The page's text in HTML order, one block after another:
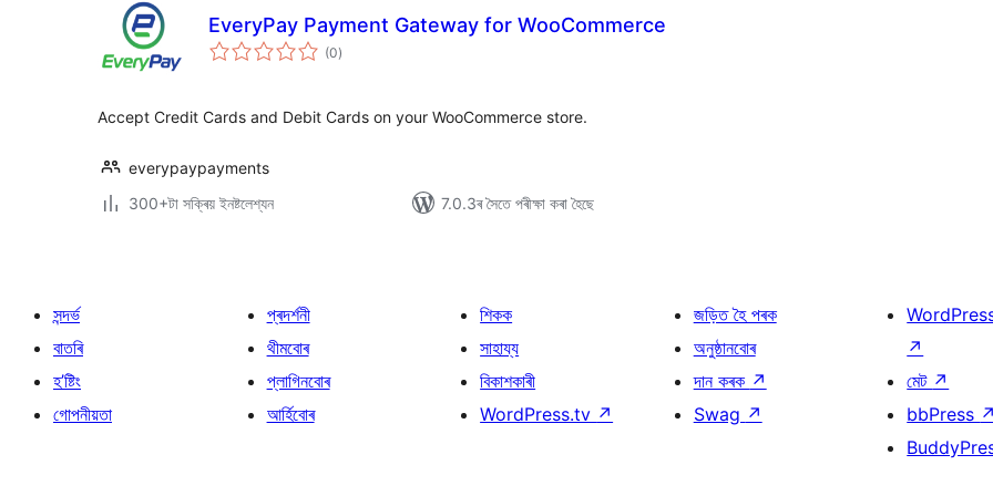
EveryPay Payment Gateway for WooCommerce
(0টা
মুঠ)
Accept Credit Cards and Debit Cards on your WooCommerce store.
everypaypayments
300+টা সক্ৰিয় ইনষ্টলেশ্যন
7.0.3ৰ সৈতে পৰীক্ষা কৰা হৈছে
সন্দৰ্ভ
বাতৰি
হ’ষ্টিং
গোপনীয়তা
প্ৰদৰ্শনী
থীমবোৰ
প্লাগিনবোৰ
আৰ্হিবোৰ
শিকক
সাহায্য
বিকাশকাৰী
WordPress.tv ↗
জড়িত হৈ পৰক
অনুষ্ঠানবোৰ
দান কৰক ↗
Swag ↗
↗
মেট ↗
bbPress ↗